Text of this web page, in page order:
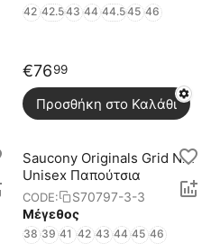
42 42.543 44 44.545 46
€7699
Προσθήκη στο Καλάθι
Saucony Originals Grid Nxt
Unisex Παπούτσια
CODE:
S70797-3-3
Μέγεθος
38 39 41 42 43 44 45 46